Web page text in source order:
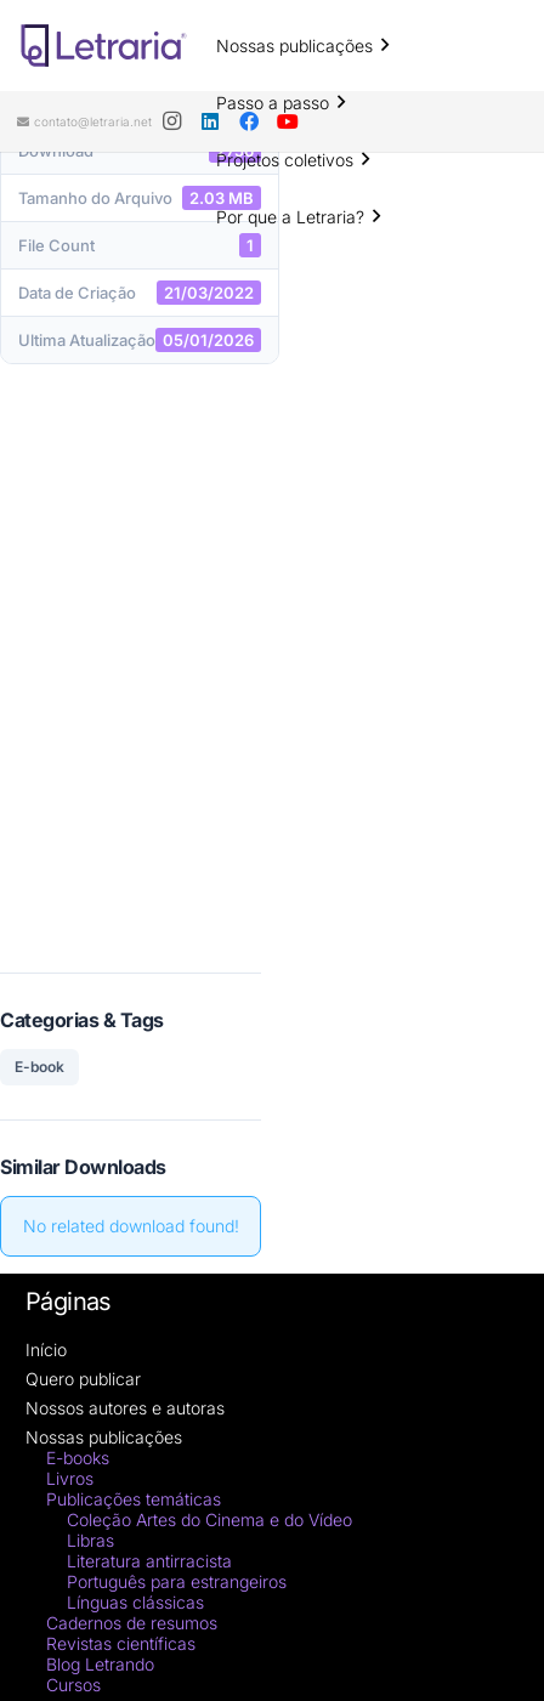
Nossas publicações
Passo a passo
Projetos coletivos
Por que a Letraria?
contato@letraria.net
DOWNLOAD
Download 2756
Tamanho do Arquivo 2.03 MB
File Count 1
Data de Criação 21/03/2022
Ultima Atualização 05/01/2026
Categorias & Tags
E-book
Similar Downloads
No related download found!
Páginas
Início
Quero publicar
Nossos autores e autoras
Nossas publicações
E-books
Livros
Publicações temáticas
Coleção Artes do Cinema e do Vídeo
Libras
Literatura antirracista
Português para estrangeiros
Línguas clássicas
Cadernos de resumos
Revistas científicas
Blog Letrando
Cursos